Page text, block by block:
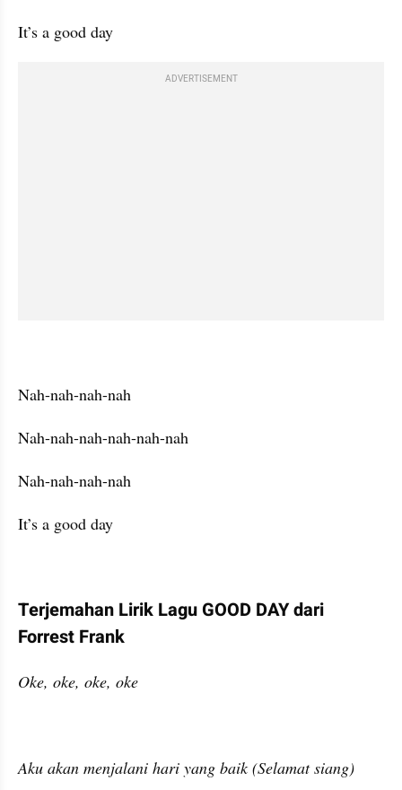
It’s a good day
ADVERTISEMENT
Nah-nah-nah-nah
Nah-nah-nah-nah-nah-nah
Nah-nah-nah-nah
It’s a good day
Terjemahan Lirik Lagu GOOD DAY dari
Forrest Frank
Oke, oke, oke, oke
Aku akan menjalani hari yang baik (Selamat siang)